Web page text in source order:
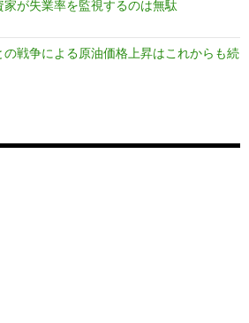
家が失業率を監視するのは無駄
の戦争による原油価格上昇はこれからも続